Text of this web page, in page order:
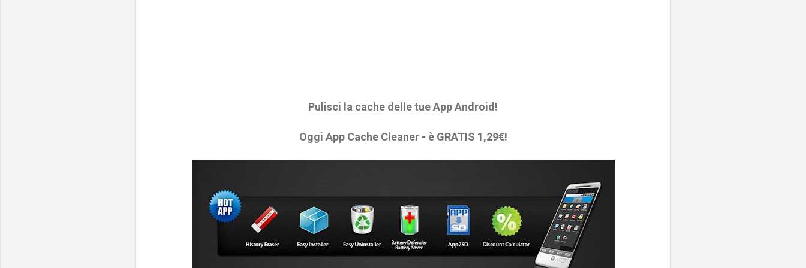
Pulisci la cache delle tue App Android!
Oggi App Cache Cleaner - è GRATIS 1,29€!